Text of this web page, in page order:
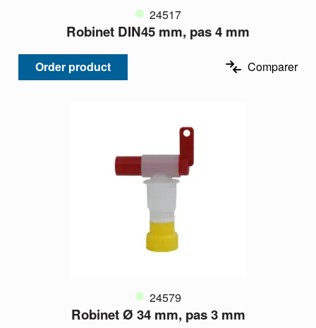
24517
Robinet DIN45 mm, pas 4 mm
Order product Comparer
24579
Robinet Ø 34 mm, pas 3 mm